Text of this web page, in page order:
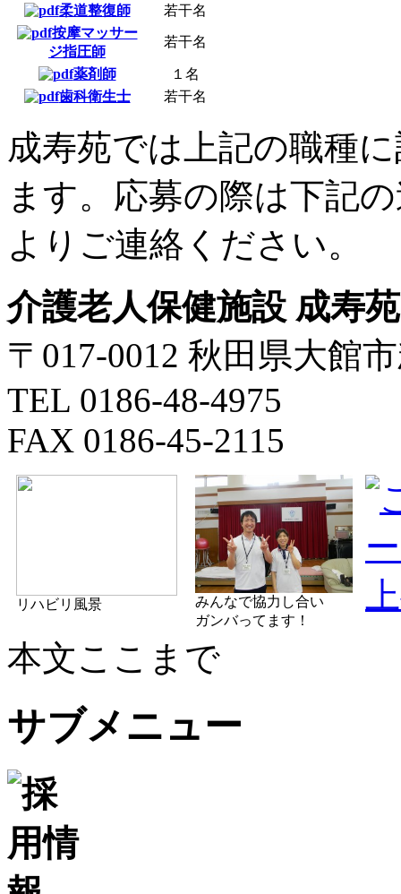
柔道整復師
若干名
按摩マッサー
ジ指圧師
若干名
薬剤師
１名
歯科衛生士
若干名
成寿苑では上記の職種
ます。応募の際は下記
よりご連絡ください。
介護老人保健施設 成寿苑
〒017-0012 秋田県大館
TEL 0186-48-4975
FAX 0186-45-2115
リハビリ風景
みんなで協力し合い
ガンバってます！
本文ここまで
サブメニュー